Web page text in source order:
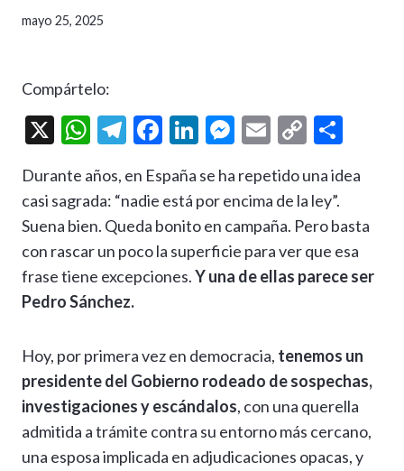
mayo 25, 2025
Compártelo:
X
W
at
s
A
p
p
T
e
gr
a
m
F
e
b
o
o
Li
ke
dI
n
M
se
n
g
er
E
ai
l
C
p
y
Li
n
m
p
ar
ti
Durante años, en España se ha repetido una idea
casi sagrada: “nadie está por encima de la ley”.
Suena bien. Queda bonito en campaña. Pero basta
con rascar un poco la superficie para ver que esa
frase tiene excepciones.Y una de ellas parece ser
Pedro Sánchez.
Hoy, por primera vez en democracia, tenemos un
presidente del Gobierno rodeado de sospechas,
investigaciones y escándalos, con una querella
admitida a trámite contra su entorno más cercano,
una esposa implicada en adjudicaciones opacas, y